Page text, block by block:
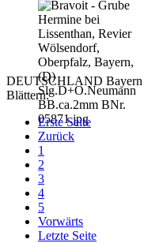
DEUTSCHLAND
Blättern:
Erste Seite
Zurück
1
2
3
4
5
Vorwärts
Letzte Seite